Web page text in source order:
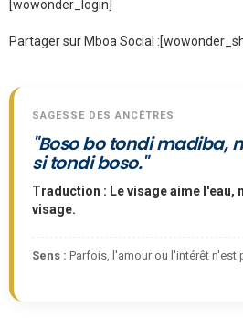
[wowonder_login]
Partager sur Mboa Social :
SAGESSE DES ANCÊTRES
"Boso bo tondi madiba,
si tondi boso."
Traduction : Le visage aime l'eau,
visage.
Sens : Parfois, l'amour ou l'intérêt n'est